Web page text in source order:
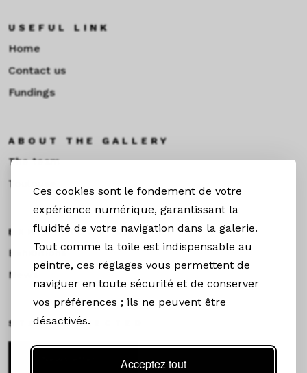
Ces cookies sont le fondement de votre
expérience numérique, garantissant la
fluidité de votre navigation dans la galerie.
Tout comme la toile est indispensable au
peintre, ces réglages vous permettent de
naviguer en toute sécurité et de conserver
vos préférences ; ils ne peuvent être
désactivés.
Acceptez tout
USEFUL LINK
Home
Contact us
Fundings
ABOUT THE GALLERY
The team
Toulouse
EXHIBITIONS &NEWS
Exhibitions
News
STAY CONNECTED